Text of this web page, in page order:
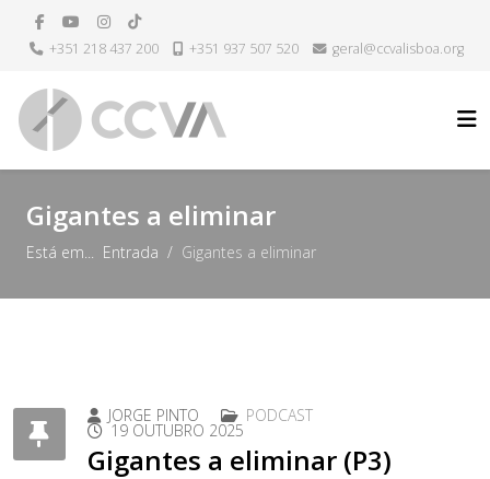
+351 218 437 200 +351 937 507 520 geral@ccvalisboa.org
Gigantes a eliminar
Está em... Entrada Gigantes a eliminar
JORGE PINTO PODCAST
19 OUTUBRO 2025
Gigantes a eliminar (P3)